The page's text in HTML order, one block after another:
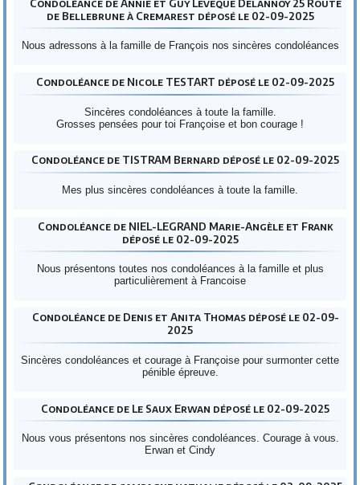
Condoléance de Annie et Guy Leveque Delannoy 25 Route
de Bellebrune à Cremarest déposé le 02-09-2025
Nous adressons à la famille de François nos sincères condoléances
Condoléance de Nicole TESTART déposé le 02-09-2025
Sincères condoléances à toute la famille.
Grosses pensées pour toi Françoise et bon courage !
Condoléance de TISTRAM Bernard déposé le 02-09-2025
Mes plus sincères condoléances à toute la famille.
Condoléance de NIEL-LEGRAND Marie-Angèle et Frank
déposé le 02-09-2025
Nous présentons toutes nos condoléances à la famille et plus
particulièrement à Francoise
Condoléance de Denis et Anita Thomas déposé le 02-09-
2025
Sincères condoléances et courage à Françoise pour surmonter cette
pénible épreuve.
Condoléance de Le Saux Erwan déposé le 02-09-2025
Nous vous présentons nos sincères condoléances. Courage à vous.
Erwan et Cindy